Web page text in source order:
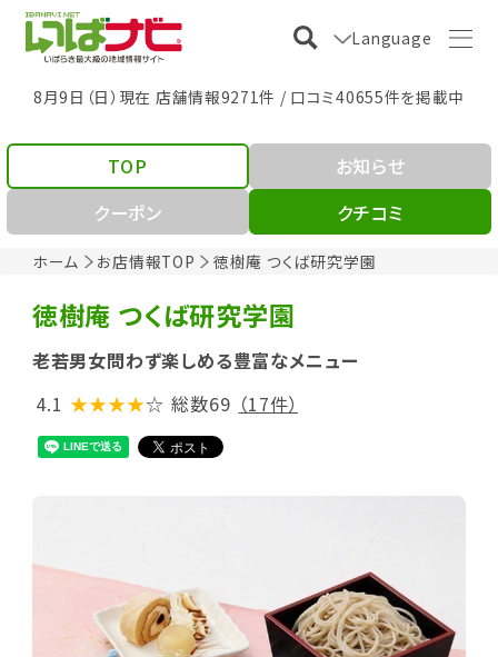
Language
8月9日（日）現在 店舗情報9271件 / 口コミ40655件を掲載中
ホーム お店情報TOP 徳樹庵 つくば研究学園
TOP
お知らせ
クーポン
クチコミ
徳樹庵 つくば研究学園
老若男女問わず楽しめる豊富なメニュー
4.1 ★★★★☆ 総数69 （17件）